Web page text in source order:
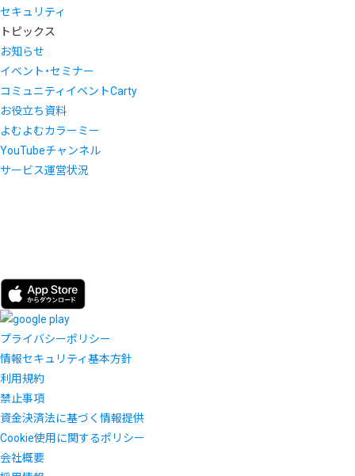
セキュリティ
トピックス
お知らせ
イベント・セミナー
コミュニティイベントCarty
お役立ち資料
よむよむカラーミー
YouTubeチャンネル
サービス運営状況
プライバシーポリシー
情報セキュリティ基本方針
利用規約
禁止事項
資金決済法に基づく情報提供
Cookie使用に関するポリシー
会社概要